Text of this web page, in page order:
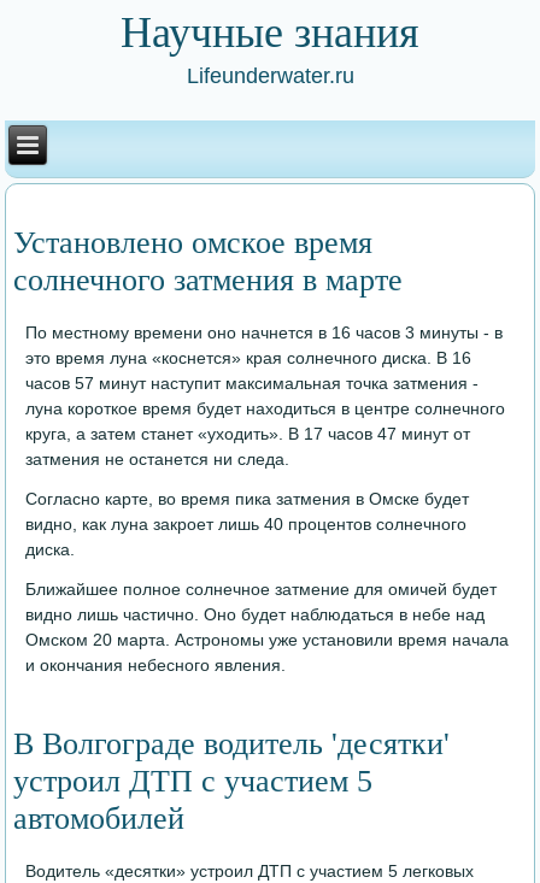
Научные знания
Lifeunderwater.ru
Установлено омское время
солнечного затмения в марте
По местному времени оно начнется в 16 часов 3 минуты - в
это время луна «коснется» края солнечного диска. В 16
часов 57 минут наступит максимальная точка затмения -
луна короткое время будет находиться в центре солнечного
круга, а затем станет «уходить». В 17 часов 47 минут от
затмения не останется ни следа.
Согласно карте, во время пика затмения в Омске будет
видно, как луна закроет лишь 40 процентов солнечного
диска.
Ближайшее полное солнечное затмение для омичей будет
видно лишь частично. Оно будет наблюдаться в небе над
Омском 20 марта. Астрономы уже установили время начала
и окончания небесного явления.
В Волгограде водитель 'десятки'
устроил ДТП с участием 5
автомобилей
Водитель «десятки» устроил ДТП с участием 5 легковых